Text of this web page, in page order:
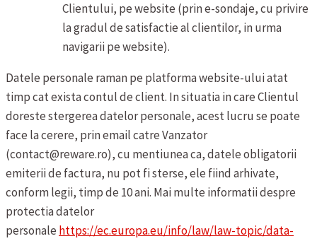
Clientului, pe website (prin e-sondaje, cu privire
la gradul de satisfactie al clientilor, in urma
navigarii pe website).
Datele personale raman pe platforma website-ului atat
timp cat exista contul de client. In situatia in care Clientul
doreste stergerea datelor personale, acest lucru se poate
face la cerere, prin email catre Vanzator
(contact@reware.ro), cu mentiunea ca, datele obligatorii
emiterii de factura, nu pot fi sterse, ele fiind arhivate,
conform legii, timp de 10 ani. Mai multe informatii despre
protectia datelor
personale https://ec.europa.eu/info/law/law-topic/data-